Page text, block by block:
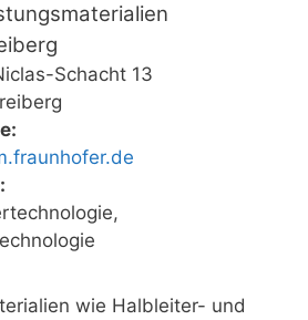
Schacht 13
wie Halbleiter- und